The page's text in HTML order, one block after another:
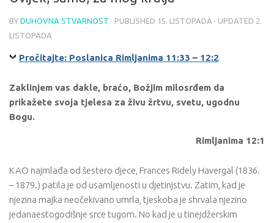
BY DUHOVNA STVARNOST · PUBLISHED 15. LISTOPADA · UPDATED 2.
LISTOPADA
Pročitajte: Poslanica Rimljanima 11:33 – 12:2
Zaklinjem vas dakle, braćo, Božjim milosrđem da
prikažete svoja tjelesa za živu žrtvu, svetu, ugodnu
Bogu.
Rimljanima 12:1
KAO najmlađa od šestero djece, Frances Ridely Havergal (1836.
– 1879.) patila je od usamljenosti u djetinjstvu. Zatim, kad je
njezina majka neočekivano umrla, tjeskoba je shrvala njezino
jedanaestogodišnje srce tugom. No kad je u tinejdžerskim